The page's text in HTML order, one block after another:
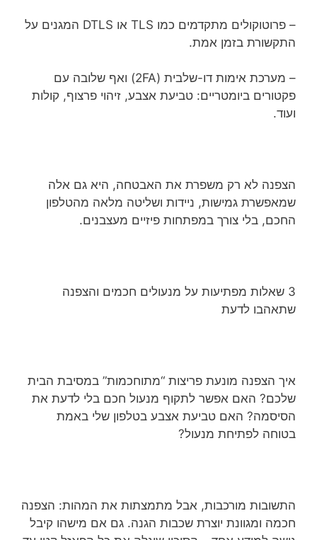
– פרוטוקולים מתקדמים כמו TLS או DTLS המגנים על
התקשורת בזמן אמת.
– מערכת אימות דו-שלבית (2FA) ואף שלובה עם
פקטורים ביומטריים: טביעת אצבע, זיהוי פרצוף, קולות
ועוד.
הצפנה לא רק משפרת את האבטחה, היא גם אלה
שמאפשרת גמישות, ניידות ושליטה מלאה מהטלפון
החכם, בלי צורך במפתחות פיזיים מעצבנים.
3 שאלות מפתיעות על מנעולים חכמים והצפנה
שתאהבו לדעת
איך הצפנה מונעת פריצות “מתוחכמות” במסיבת הבית
שלכם? האם אפשר לתקוף מנעול חכם בלי לדעת את
הסיסמה? האם טביעת אצבע בטלפון שלי באמת
בטוחה לפתיחת מנעול?
התשובות מורכבות, אבל מתמצתות את המהות: הצפנה
חכמה ומגוונת יוצרת שכבות הגנה. גם אם מישהו קיבל